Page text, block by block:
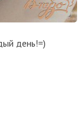
день!=)